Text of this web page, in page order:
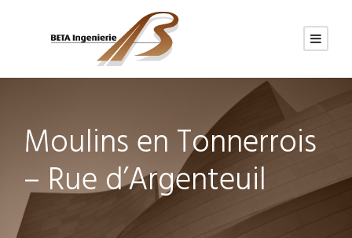
Moulins en Tonnerrois
– Rue d’Argenteuil